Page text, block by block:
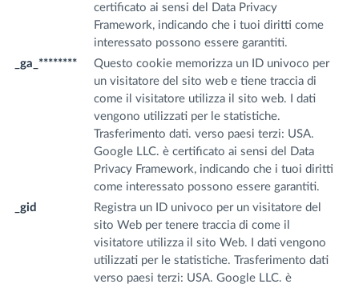
certificato ai sensi del Data Privacy
Framework, indicando che i tuoi diritti come
interessato possono essere garantiti.
_ga_********
Questo cookie memorizza un ID univoco per
un visitatore del sito web e tiene traccia di
come il visitatore utilizza il sito web. I dati
vengono utilizzati per le statistiche.
Trasferimento dati. verso paesi terzi: USA.
Google LLC. è certificato ai sensi del Data
Privacy Framework, indicando che i tuoi diritti
come interessato possono essere garantiti.
_gid
Registra un ID univoco per un visitatore del
sito Web per tenere traccia di come il
visitatore utilizza il sito Web. I dati vengono
utilizzati per le statistiche. Trasferimento dati
verso paesi terzi: USA. Google LLC. è